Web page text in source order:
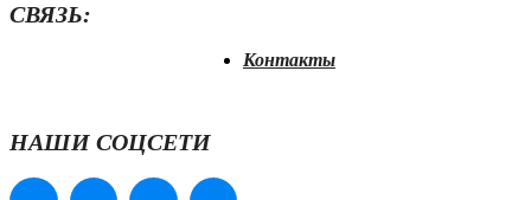
СВЯЗЬ:
Контакты
НАШИ СОЦСЕТИ